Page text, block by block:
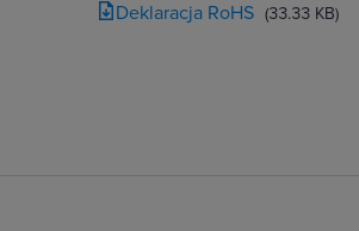
Deklaracja RoHS (33.33 KB)